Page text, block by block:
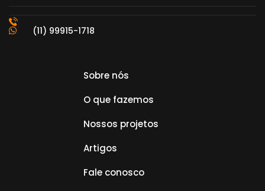
(11) 99915-1718
Sobre nós
O que fazemos
Nossos projetos
Artigos
Fale conosco